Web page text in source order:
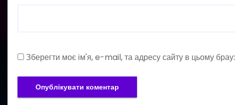
Зберегти моє ім'я, e-mail, та адресу сайту в цьому